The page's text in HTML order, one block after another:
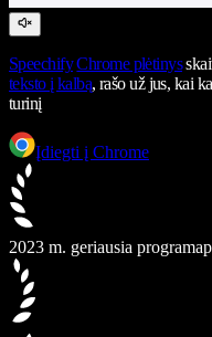
Speechify Chrome plėtinys
teksto į kalbą, rašo už jus, kai
turinį
Įdiegti į Chrome
2023 m. geriausia programa